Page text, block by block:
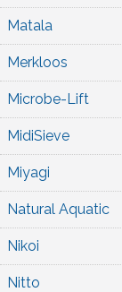
Matala
Merkloos
Microbe-Lift
MidiSieve
Miyagi
Natural Aquatic
Nikoi
Nitto